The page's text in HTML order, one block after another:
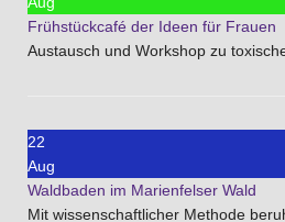
Frühstückcafé der Ideen für Frauen
Austausch und Workshop zu
22
Aug
Waldbaden im Marienfelser Wald
Mit wissenschaftlicher Methode